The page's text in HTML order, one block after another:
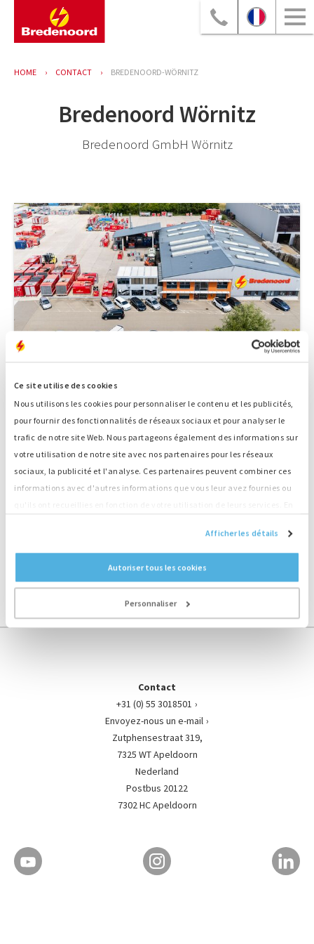
Ce site utilise des cookies
Nous utilisons les cookies pour personnaliser le contenu et les publicités,
pour fournir des fonctionnalités de réseaux sociaux et pour analyser le
trafic de notre site Web. Nous partageons également des informations sur
votre utilisation de notre site avec nos partenaires pour les réseaux
sociaux, la publicité et l'analyse. Ces partenaires peuvent combiner ces
informations avec d'autres informations que vous leur avez fournies ou
Afficher les détails
Autoriser tous les cookies
Personnaliser
HOME CONTACT BREDENOORD-WÖRNITZ
Bredenoord Wörnitz
Bredenoord GmbH Wörnitz
Bredenoord Wörnitz
Pays
Allemagne
Boîte postale
D-91637 Wörnitz
E-mail
Envoyez-nous un e-mail
Téléphone
00800 – 55008800
DÉCOUVREZ TOUTES NOS IMPLANTATIONS
Contact
+31 (0) 55 3018501
Envoyez-nous un e-mail
Zutphensestraat 319,
7325 WT Apeldoorn
Nederland
Postbus 20122
7302 HC Apeldoorn